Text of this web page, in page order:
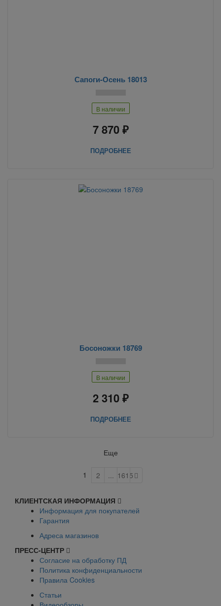
Сапоги-Осень 18013
В наличии
7 870 ₽
ПОДРОБНЕЕ
Босоножки 18769
В наличии
2 310 ₽
ПОДРОБНЕЕ
Еще
1 2 ... 1615
КЛИЕНТСКАЯ ИНФОРМАЦИЯ
Информация для покупателей
Гарантия
Адреса магазинов
ПРЕСС-ЦЕНТР
Согласие на обработку ПД
Политика конфиденциальности
Правила Cookies
Статьи